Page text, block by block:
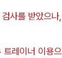
사를 받았으나,
트레이너 이용으